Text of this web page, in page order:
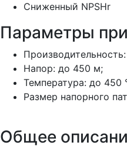
Сниженный NPSHr
Параметры
Напор: до 450 м;
Температура: до 450
Размер напорного
Общее